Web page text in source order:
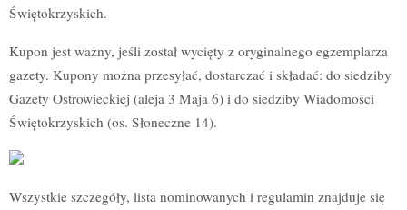
Świętokrzyskich.
Kupon jest ważny, jeśli został wycięty z oryginalnego egzemplarza
gazety. Kupony można przesyłać, dostarczać i składać: do siedziby
Gazety Ostrowieckiej (aleja 3 Maja 6) i do siedziby Wiadomości
Świętokrzyskich (os. Słoneczne 14).
Wszystkie szczegóły, lista nominowanych i regulamin znajduje się